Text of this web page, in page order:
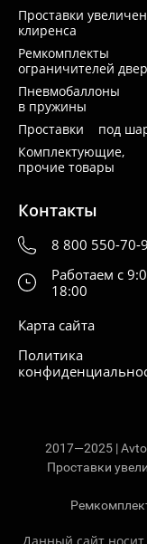
Проставки
клиренса
Ремкомплекты
ограничителей
Пневмобаллоны
в пружины
Проставки под
Комплектующие,
прочие товары
Контакты
8 800 550-70-
Работаем с
18:00
Карта сайта
Политика
2017—2025 |
Проставки